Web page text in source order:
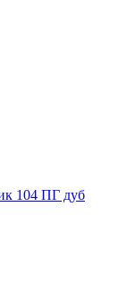
104 ПГ дуб